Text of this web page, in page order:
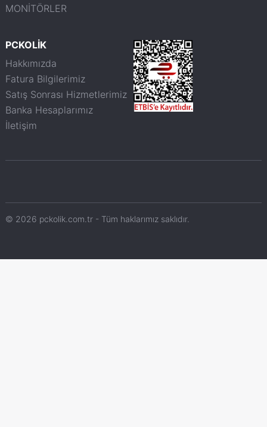
MONİTÖRLER
PCKOLİK
Hakkımızda
Fatura Bilgilerimiz
Satış Sonrası Hizmetlerimiz
Banka Hesaplarımız
İletişim
© 2026 pckolik.com.tr - Tüm haklarımız saklıdır.